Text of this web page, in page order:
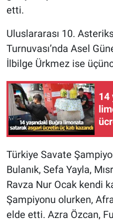
etti.
Uluslararası 10.
Turnuvası’nda Asel
İlbilge Ürkmez ise
14
Türkiye Savate
Bulanık, Sefa Yayla,
Ravza Nur Ocak kendi
Şampiyonu olurken,
elde etti. Azra Özcan,